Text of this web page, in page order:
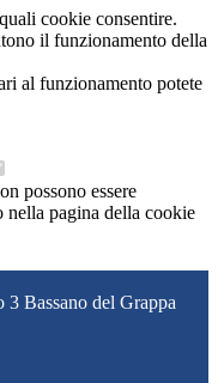
cookie consentire.
il funzionamento della
al funzionamento potete
possono essere
nella pagina della cookie
Bassano del Grappa